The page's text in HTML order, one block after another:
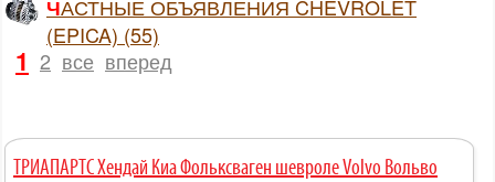
ЧАСТНЫЕ ОБЪЯВЛЕНИЯ CHEVROLET
(EPICA) (55)
1 2 все вперед
ТРИАПАРТС Хендай Киа Фольксваген шевроле Volvo Вольво